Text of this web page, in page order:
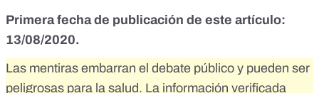
Primera fecha de publicación de este artículo:
13/08/2020.
Las mentiras embarran el debate público y pueden ser
peligrosas para la salud. La información verificada